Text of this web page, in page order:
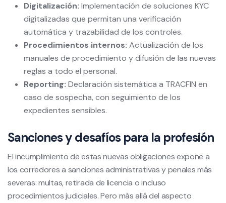
Digitalización: Implementación de soluciones KYC
digitalizadas que permitan una verificación
automática y trazabilidad de los controles.
Procedimientos internos: Actualización de los
manuales de procedimiento y difusión de las nuevas
reglas a todo el personal.
Reporting: Declaración sistemática a TRACFIN en
caso de sospecha, con seguimiento de los
expedientes sensibles.
Sanciones y desafíos para la profesión
El incumplimiento de estas nuevas obligaciones expone a
los corredores a sanciones administrativas y penales más
severas: multas, retirada de licencia o incluso
procedimientos judiciales. Pero más allá del aspecto